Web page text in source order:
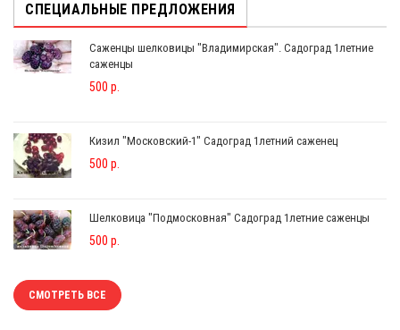
СПЕЦИАЛЬНЫЕ ПРЕДЛОЖЕНИЯ
Саженцы шелковицы "Владимирская". Садоград 1летние
саженцы
500 р.
Кизил "Московский-1" Садоград 1летний саженец
500 р.
Шелковица "Подмосковная" Садоград 1летние саженцы
500 р.
СМОТРЕТЬ ВСЕ